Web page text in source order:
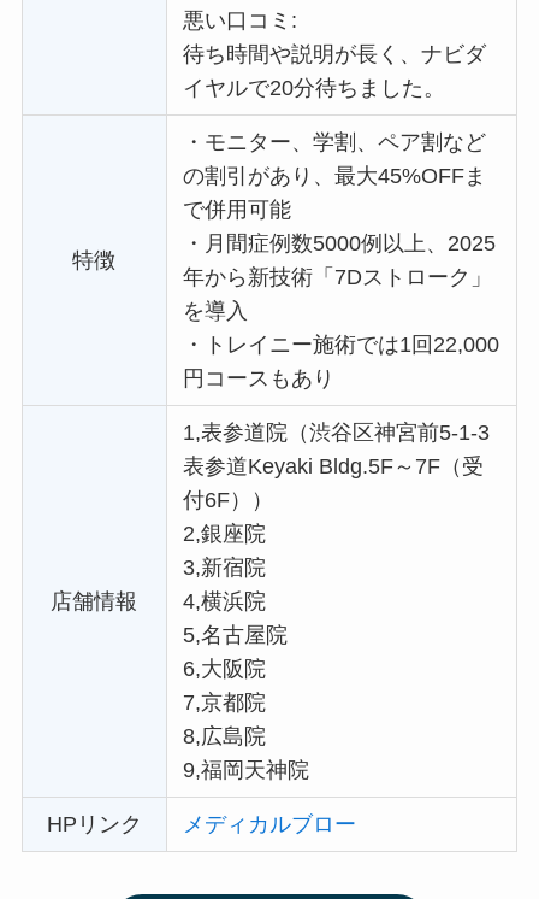
悪い口コミ:
待ち時間や説明が長く、ナビダ
イヤルで20分待ちました。
特徴
・ モニター、学割、ペア割など
の割引があり、最大45%OFFま
で併用可能
・ 月間症例数5000例以上、2025
年から新技術「7Dストローク」
を導入
・
トレイニー施術では1回22,000
円コースもあり
店舗情報
1,表参道院（渋谷区神宮前5-1-3
表参道Keyaki Bldg.5F～7F（受
付6F））
2,銀座院
3,新宿院
4,横浜院
5,名古屋院
6,大阪院
7,京都院
8,広島院
9,福岡天神院
HPリンク メディカルブロー